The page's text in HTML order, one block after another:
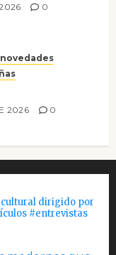
0
2026 0
cultural dirigido por
#entrevistas